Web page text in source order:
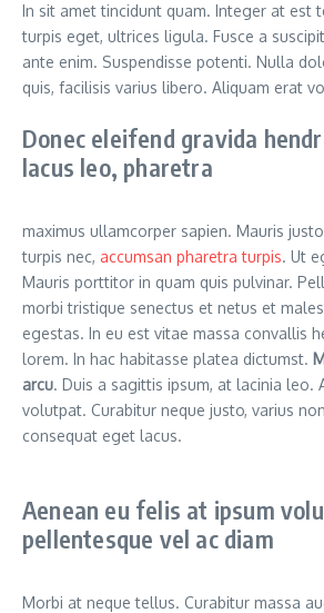
In sit amet tincidunt quam. Integer at est
turpis eget, ultrices ligula. Fusce a
ante enim. Suspendisse potenti. Nulla
quis, facilisis varius libero. Aliquam erat
Donec eleifend gravida
lacus leo, pharetra
maximus ullamcorper sapien. Mauris
turpis nec, accumsan pharetra turpis. Ut
Mauris porttitor in quam quis pulvinar.
morbi tristique senectus et netus et
egestas. In eu est vitae massa convallis
lorem. In hac habitasse platea dictumst.
arcu. Duis a sagittis ipsum, at lacinia leo.
volutpat. Curabitur neque justo, varius
consequat eget lacus.
Aenean eu felis at ipsum
pellentesque vel ac diam
Morbi at neque tellus. Curabitur massa